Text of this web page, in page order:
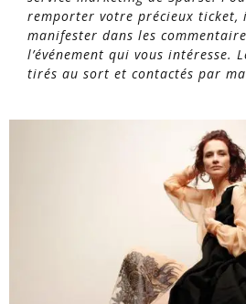
remporter votre précieux ticket,
manifester dans les
l’événement qui vous intéresse.
tirés au sort et contactés par